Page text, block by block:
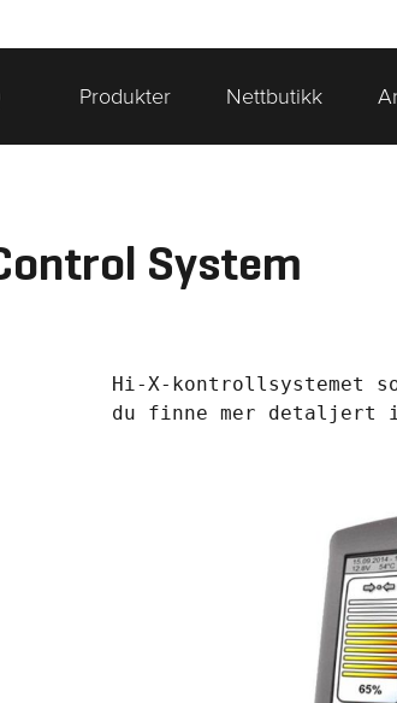
Produkter Nettbutikk
System
Hi-X-kontrollsystemet
du finne mer detaljert